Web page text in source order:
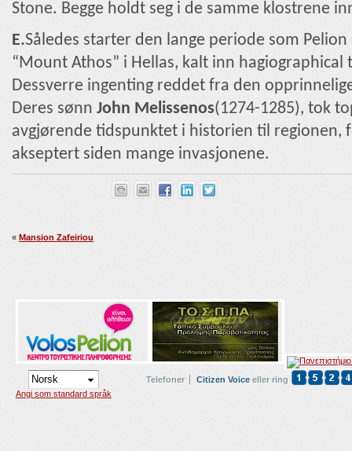
Stone. Begge holdt seg i de samme klostrene
E.Således starter den lange periode som
“Mount Athos” i Hellas, kalt inn hagiographical
Dessverre ingenting reddet fra den
Deres sønn John Melissenos(1274-1285), tok
avgjørende tidspunktet i historien til regionen,
akseptert siden mange invasjonene.
« Mansion Zafeiriou
Angi som standard språk
Telefoner Citizen Voice eller ring